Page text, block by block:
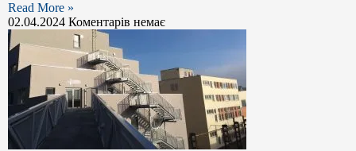
Read More »
02.04.2024 Коментарів немає